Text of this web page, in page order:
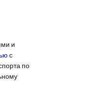
и
с
по